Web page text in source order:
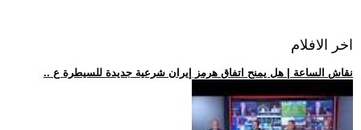
اخر الافلام
.. نقاش الساعة | هل يمنح اتفاق هرمز إيران شرعية جديدة للسيطرة ع